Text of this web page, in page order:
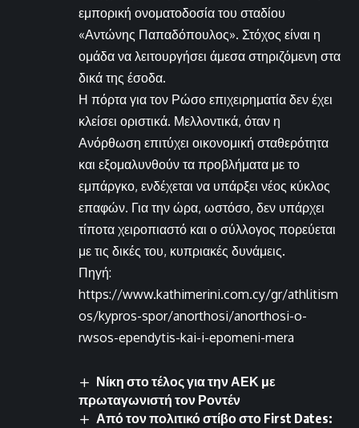
εμπορική ονοματοδοσία του σταδίου
«Αντώνης Παπαδόπουλος». Στόχος είναι η
ομάδα να λειτουργήσει άμεσα στηριζόμενη στα
δικά της έσοδα.
Η πόρτα για τον Ρώσο επιχειρηματία δεν έχει
κλείσει οριστικά. Μελλοντικά, όταν η
Ανόρθωση επιτύχει οικονομική σταθερότητα
και εξομαλυνθούν τα προβλήματα με το
εμπάργκο, ενδέχεται να υπάρξει νέος κύκλος
επαφών. Για την ώρα, ωστόσο, δεν υπάρχει
τίποτα χειροπιαστό και ο σύλλογος πορεύεται
με τις δικές του, κυπριακές δυνάμεις.
Πηγή:
https://www.kathimerini.com.cy/gr/athlitism
os/kypros-spor/anorthosi/anorthosi-o-
rwsos-ependytis-kai-i-epomeni-mera
Νίκη στο τέλος για την ΑΕΚ με
πρωταγωνιστή τον Ροντέν
Από τον πολιτικό στίβο στο First Dates: